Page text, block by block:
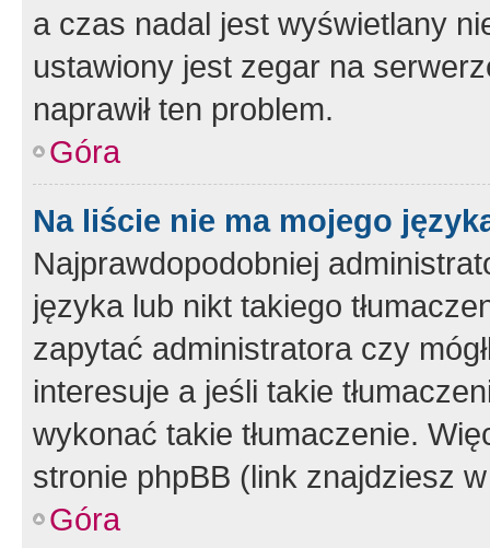
a czas nadal jest wyświetlany
ustawiony jest zegar na
naprawił ten problem.
Góra
Na liście nie ma mojego
Najprawdopodobniej
języka lub nikt takiego
zapytać administratora czy
interesuje a jeśli takie
wykonać takie tłumaczenie.
stronie phpBB (link znajdziesz
Góra